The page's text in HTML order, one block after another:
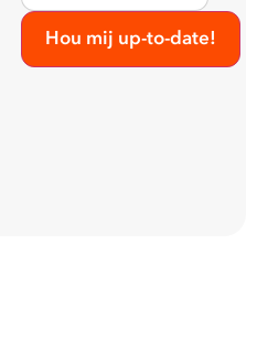
Hou mij up-to-date!